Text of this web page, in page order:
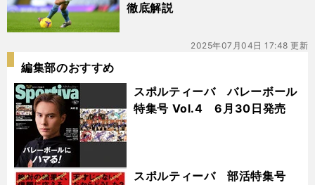
徹底解説
2025年07月04日 17:48 更新
編集部のおすすめ
スポルティーバ バレーボール
特集号 Vol.4 6月30日発売
スポルティーバ 部活特集号